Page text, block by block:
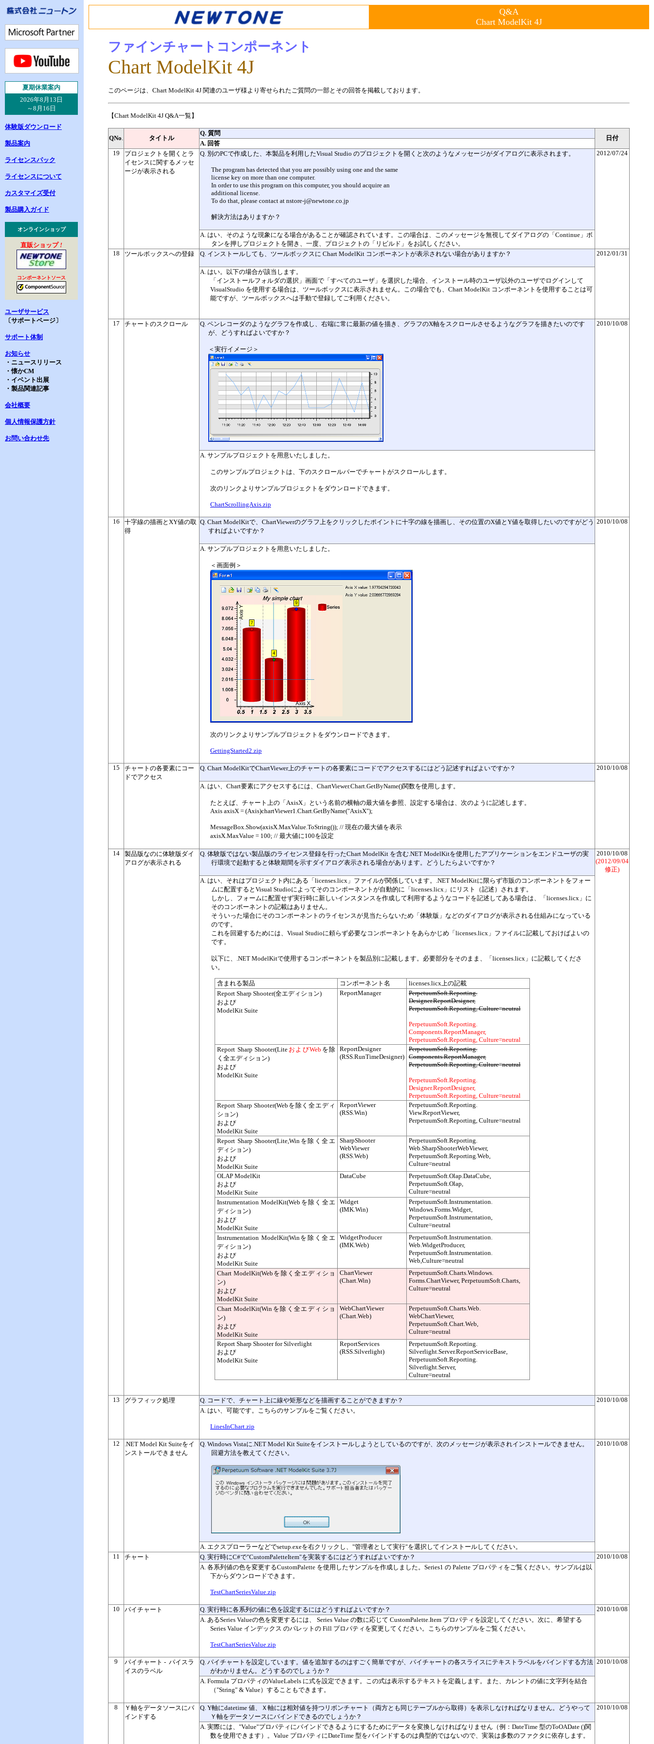
夏期休業案内
2026年8月13日
～8月16日
体験版ダウンロード
製品案内
ライセンスパック
ライセンスについて
カスタマイズ受付
製品購入ガイド
オンラインショップ
直販ショップ!
コンポーネントソース
ユーザサービス
〔サポートページ〕
サポート体制
お知らせ
・ニュースリリース
・懐かCM
・イベント出展
・製品関連記事
会社概要
個人情報保護方針
お問い合わせ先
Q&A
Chart ModelKit 4J
ファインチャートコンポーネント
Chart ModelKit 4J
このページは、Chart ModelKit 4J 関連のユーザ様より寄せられたご質問の一部とその回答を掲載しております。
【Chart ModelKit 4J Q&A一覧】
QNo. タイトル
Q. 質問
日付
A. 回答
19
プロジェクトを開くとラ
イセンスに関するメッセ
ージが表示される
Q. 別のPCで作成した、本製品を利用したVisual Studio のプロジェクトを開くと次のようなメッセージがダイアログに表示されます。
The program has detected that you are possibly using one and the same
license key on more than one computer.
In order to use this program on this computer, you should acquire an
additional license.
To do that, please contact at nstore-j@newtone.co.jp
解決方法はありますか？
2012/07/24
A. はい、そのような現象になる場合があることが確認されています。この場合は、 このメッセージを無視してダイアログの「Continue」ボ
タンを押しプロジェクトを開き、一度、プロジェクトの「リビルド」をお試しください。
18
ツールボックスへの登録 Q. インストールしても、ツールボックスに Chart ModelKit コンポーネントが表示されない場合がありますか？ 2012/01/31
A. はい。以下の場合が該当します。
「インストールフォルダの選択」画面で「すべてのユーザ」を選択した場合、インストール時のユーザ以外のユーザでログインして
VisualStudio を使用する場合は、ツールボックスに表示されません。この場合でも、Chart ModelKit コンポーネントを使用することは可
能ですが、ツールボックスへは手動で登録してご利用ください。
17 チャートのスクロール
Q. ペンレコーダのようなグラフを作成し、右端に常に最新の値を描き、グラフのX軸をスクロールさせるようなグラフを描きたいのです
が、どうすればよいですか？
＜実行イメージ＞
2010/10/08
A. サンプルプロジェクトを用意いたしました。
このサンプルプロジェクトは、下のスクロールバーでチャートがスクロールします。
次のリンクよりサンプルプロジェクトをダウンロードできます。
ChartScrollingAxis.zip
16
十字線の描画とXY値の取
得
Q. Chart ModelKitで、ChartViewerのグラフ上をクリックしたポイントに十字の線を描画し、その位置のX値とY値を取得したいのですがどう
すればよいですか？
2010/10/08
A. サンプルプロジェクトを用意いたしました。
＜画面例＞
次のリンクよりサンプルプロジェクトをダウンロードできます。
GettingStarted2.zip
15
チャートの各要素にコー
ドでアクセス
Q. Chart ModelKitでChartViewer上のチャートの各要素にコードでアクセスするにはどう記述すればよいですか？ 2010/10/08
A. はい、Chart要素にアクセスするには、ChartViewer.Chart.GetByName()関数を使用します。
たとえば、チャート上の「AxisX」という名前の横軸の最大値を参照、設定する場合は、次のように記述します。
Axis axisX = (Axis)chartViewer1.Chart.GetByName("AxisX");
MessageBox.Show(axisX.MaxValue.ToString()); // 現在の最大値を表示
axisX.MaxValue = 100; // 最大値に100を設定
14
製品版なのに体験版ダイ
アログが表示される
Q. 体験版ではない製品版のライセンス登録を行ったChart ModelKit を含む.NET ModelKitを使用したアプリケーションをエンドユーザの実
行環境で起動すると体験期間を示すダイアログ表示される場合があります。どうしたらよいですか？
2010/10/08
(2012/09/04
修正)
A. はい、それはプロジェクト内にある「licenses.licx」ファイルが関係しています。.NET ModelKitに限らず市販のコンポーネントをフォー
ムに配置するとVisual Studioによってそのコンポーネントが自動的に「licenses.licx」にリスト（記述）されます。
しかし、フォームに配置せず実行時に新しいインスタンスを作成して利用するようなコードを記述してある場合は、「licenses.licx」に
そのコンポーネントの記載はありません。
そういった場合にそのコンポーネントのライセンスが見当たらないため「体験版」などのダイアログが表示される仕組みになっている
のです。
これを回避するためには、Visual Studioに頼らず必要なコンポーネントをあらかじめ「licenses.licx」ファイルに記載しておけばよいの
です。
以下に、.NET ModelKitで使用するコンポーネントを製品別に記載します。必要部分をそのまま、「licenses.licx」に記載してくださ
い。
含まれる製品 コンポーネント名
licenses.licx上の記載
Report Sharp Shooter(全エディション)
および
ModelKit Suite
ReportManager
PerpetuumSoft.Reporting.
Designer.ReportDesigner,
PerpetuumSoft.Reporting, Culture=neutral
PerpetuumSoft.Reporting.
Components.ReportManager,
PerpetuumSoft.Reporting, Culture=neutral
Report Sharp Shooter(Lite およびWeb を除
く全エディション)
および
ModelKit Suite
ReportDesigner
(RSS.RunTimeDesigner)
PerpetuumSoft.Reporting.
Components.ReportManager,
PerpetuumSoft.Reporting, Culture=neutral
PerpetuumSoft.Reporting.
Designer.ReportDesigner,
PerpetuumSoft.Reporting, Culture=neutral
Report Sharp Shooter(Webを除く全エディ
ション)
および
ModelKit Suite
ReportViewer
(RSS.Win)
PerpetuumSoft.Reporting.
View.ReportViewer,
PerpetuumSoft.Reporting, Culture=neutral
Report Sharp Shooter(Lite,Winを除く全エ
ディション)
および
ModelKit Suite
SharpShooter
WebViewer
(RSS.Web)
PerpetuumSoft.Reporting.
Web.SharpShooterWebViewer,
PerpetuumSoft.Reporting.Web,
Culture=neutral
OLAP ModelKit
および
ModelKit Suite
DataCube
PerpetuumSoft.Olap.DataCube,
PerpetuumSoft.Olap,
Culture=neutral
Instrumentation ModelKit(Webを除く全エ
ディション)
および
ModelKit Suite
Widget
(IMK.Win)
PerpetuumSoft.Instrumentation.
Windows.Forms.Widget,
PerpetuumSoft.Instrumentation,
Culture=neutral
Instrumentation ModelKit(Winを除く全エ
ディション)
および
ModelKit Suite
WidgetProducer
(IMK.Web)
PerpetuumSoft.Instrumentation.
Web.WidgetProducer,
PerpetuumSoft.Instrumentation.
Web,Culture=neutral
Chart ModelKit(Webを除く全エディショ
ン)
および
ModelKit Suite
ChartViewer
(Chart.Win)
PerpetuumSoft.Charts.Windows.
Forms.ChartViewer, PerpetuumSoft.Charts,
Culture=neutral
Chart ModelKit(Winを除く全エディショ
ン)
および
ModelKit Suite
WebChartViewer
(Chart.Web)
PerpetuumSoft.Charts.Web.
WebChartViewer,
PerpetuumSoft.Chart.Web,
Culture=neutral
Report Sharp Shooter for Silverlight
および
ModelKit Suite
ReportServices
(RSS.Silverlight)
PerpetuumSoft.Reporting.
Silverlight.Server.ReportServiceBase,
PerpetuumSoft.Reporting.
Silverlight.Server,
Culture=neutral
13 グラフィック処理 Q. コードで、チャート上に線や矩形などを描画することができますか？
2010/10/08
A. はい、可能です。こちらのサンプルをご覧ください。
LinesInChart.zip
12
.NET Model Kit Suiteをイ
ンストールできません
Q. Windows Vistaに.NET Model Kit Suiteをインストールしようとしているのですが、次のメッセージが表示されインストールできません。
回避方法を教えてください。
2010/10/08
A. エクスプローラーなどでsetup.exeを右クリックし、"管理者として実行"を選択してインストールしてください。
11
チャート Q. 実行時にC#で"CustomPaletteItem"を実装するにはどうすればよいですか？
2010/10/08
A. 各系列値の色を変更するCustomPalette を使用したサンプルを作成しました。Series1 の Palette プロパティをご覧ください。サンプルは以
下からダウンロードできます。
TestChartSeriesValue.zip
10 パイチャート Q. 実行時に各系列の値に色を設定するにはどうすればよいですか？
2010/10/08
A. あるSeries Valueの色を変更するには、 Series Value の数に応じて CustomPalette.Item プロパティを設定してください。次に、希望する
Series Value インデックス のパレットの Fill プロパティを変更してください。こちらのサンプルをご覧ください。
TestChartSeriesValue.zip
9 パイチャート - パイスラ
イスのラベル
Q. パイチャートを設定しています。値を追加するのはすごく簡単ですが、パイチャートの各スライスにテキストラベルをバインドする方法
がわかりません。どうするのでしょうか？
2010/10/08
A. Formula プロパティのValueLabels に式を設定できます。この式は表示するテキストを定義します。また、カレントの値に文字列を結合
（"String" & Value）することもできます。
8
Ｙ軸をデータソースにバ
インドする
Q. Y軸にdatetime 値、Ｘ軸には相対値を持つリボンチャート（両方とも同じテーブルから取得）を表示しなければなりません。どうやって
Ｙ軸をデータソースにバインドできるのでしょうか？
2010/10/08
A. 実際には、 "Value"プロパティにバインドできるようにするためにデータを変換しなければなりません（例： DateTime 型のToOADate ()関
数を使用できます ） 。Value プロパティにDateTime 型をバインドするのは典型的ではないので、実装は多数のファクタに依存します。